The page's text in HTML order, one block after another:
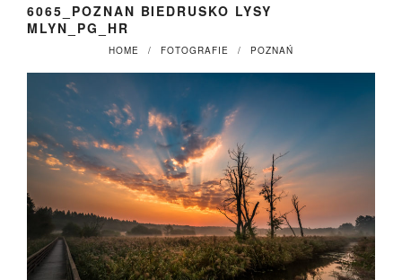
6065_POZNAN BIEDRUSKO LYSY
MLYN_PG_HR
HOME FOTOGRAFIE POZNAŃ